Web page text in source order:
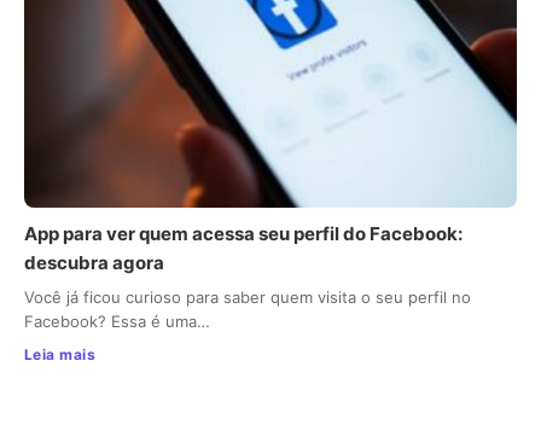
App para ver quem acessa seu perfil do Facebook:
descubra agora
Você já ficou curioso para saber quem visita o seu perfil no
Facebook? Essa é uma…
Leia mais